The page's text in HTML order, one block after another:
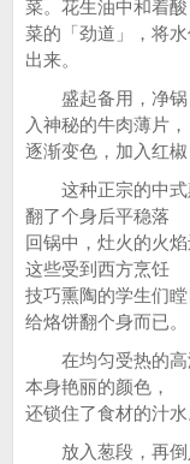
菜。花生油中和着酸
菜的「劲道」，将
出来。
盛起备用，净锅
入神秘的牛肉薄片，
逐渐变色，加入红
这种正宗的中式
翻了个身后平稳落
回锅中，灶火的火
这些受到西方烹饪
技巧熏陶的学生们
给烙饼翻个身而已。
在均匀受热的高
本身艳丽的颜色，
还锁住了食材的汁水
放入葱段，再倒